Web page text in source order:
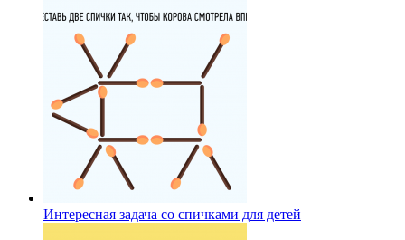
Интересная задача со спичками для детей